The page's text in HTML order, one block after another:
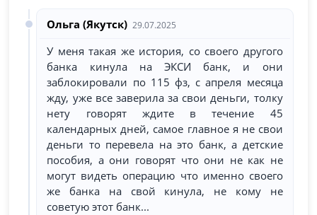
Ольга (Якутск) 29.07.2025
У меня такая же история, со своего другого
банка кинула на ЭКСИ банк, и они
заблокировали по 115 фз, с апреля месяца
жду, уже все заверила за свои деньги, толку
нету говорят ждите в течение 45
календарных дней, самое главное я не свои
деньги то перевела на это банк, а детские
пособия, а они говорят что они не как не
могут видеть операцию что именно своего
же банка на свой кинула, не кому не
советую этот банк...